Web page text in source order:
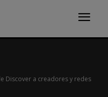
Discover a creadores y redes